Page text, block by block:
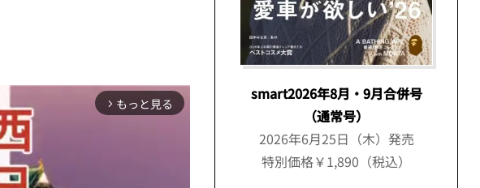
arrow_forward_ios もっと見る
smart2026年8月・9月合併号
（通常号）
2026年6月25日（木）発売
特別価格￥1,890（税込）